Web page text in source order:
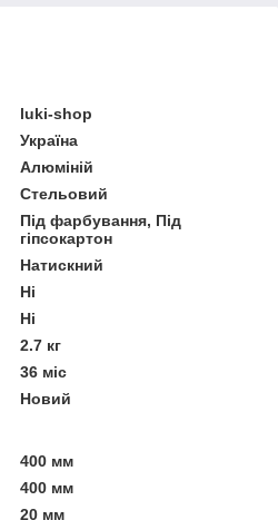
luki-shop
Україна
Алюміній
Стельовий
Під фарбування, Під
гіпсокартон
Натискний
Ні
Ні
2.7 кг
36 міс
Новий
400 мм
400 мм
20 мм